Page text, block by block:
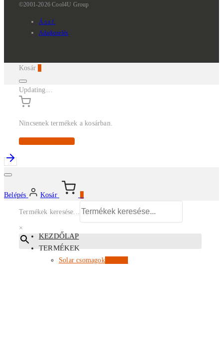
©2001-2026 Cool4U Group
Á.sz.f.
Adatkezelés
Kosár
Updating…
Nincsenek termékek a kosárban.
Continue Shopping
Belépés Kosár
Termékek keresése...
×
KEZDŐLAP
TERMÉKEK
Solar csomagokKiemelt